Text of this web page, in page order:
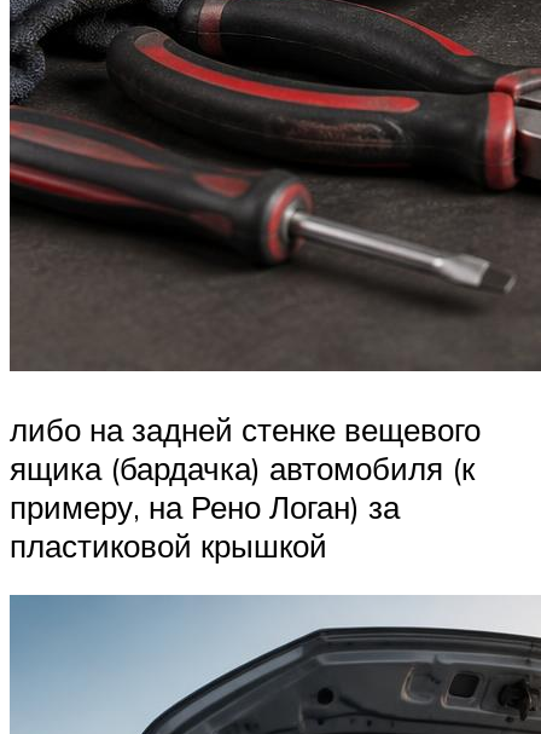
либо на задней стенке вещевого
ящика (бардачка) автомобиля (к
примеру, на Рено Логан) за
пластиковой крышкой